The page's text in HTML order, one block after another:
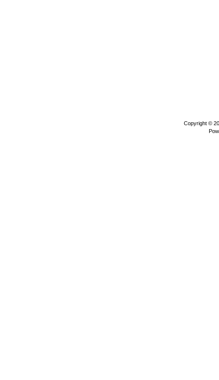
Copyright ©